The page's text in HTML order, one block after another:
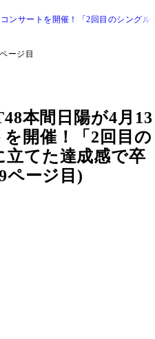
ンサートを開催！「2回目のシング
ージ目
本間日陽が4月13
開催！「2回目の
てた達成感で卒
ページ目)